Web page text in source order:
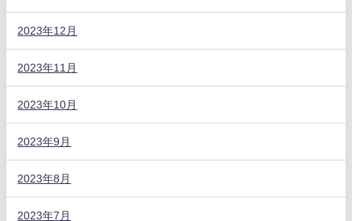
2023年12月
2023年11月
2023年10月
2023年9月
2023年8月
2023年7月